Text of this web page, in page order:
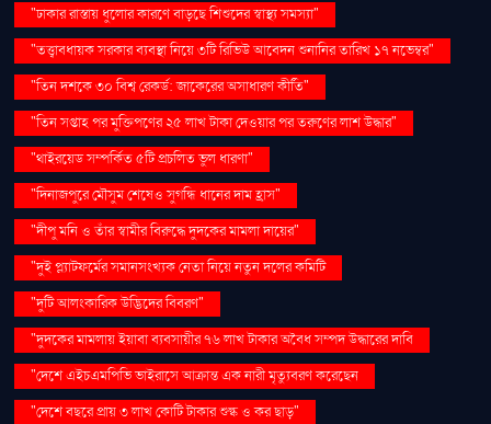
"ঢাকার রাস্তায় ধুলোর কারণে বাড়ছে শিশুদের স্বাস্থ্য সমস্যা"
"তত্ত্বাবধায়ক সরকার ব্যবস্থা নিয়ে ৩টি রিভিউ আবেদন শুনানির তারিখ ১৭ নভেম্বর"
"তিন দশকে ৩০ বিশ্ব রেকর্ড: জাকেরের অসাধারণ কীর্তি"
"তিন সপ্তাহ পর মুক্তিপণের ২৫ লাখ টাকা দেওয়ার পর তরুণের লাশ উদ্ধার"
"থাইরয়েড সম্পর্কিত ৫টি প্রচলিত ভুল ধারণা"
"দিনাজপুরে মৌসুম শেষেও সুগন্ধি ধানের দাম হ্রাস"
"দীপু মনি ও তাঁর স্বামীর বিরুদ্ধে দুদকের মামলা দায়ের"
"দুই প্ল্যাটফর্মের সমানসংখ্যক নেতা নিয়ে নতুন দলের কমিটি
"দুটি আলংকারিক উদ্ভিদের বিবরণ"
"দুদকের মামলায় ইয়াবা ব্যবসায়ীর ৭৬ লাখ টাকার অবৈধ সম্পদ উদ্ধারের দাবি
"দেশে এইচএমপিভি ভাইরাসে আক্রান্ত এক নারী মৃত্যুবরণ করেছেন
"দেশে বছরে প্রায় ৩ লাখ কোটি টাকার শুল্ক ও কর ছাড়"